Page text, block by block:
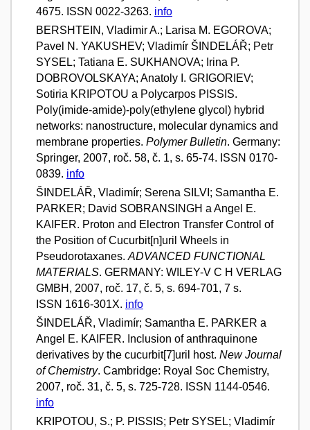
4675. ISSN 0022-3263. info
BERSHTEIN, Vladimir A.; Larisa M. EGOROVA;
Pavel N. YAKUSHEV; Vladimír ŠINDELÁŘ; Petr
SYSEL; Tatiana E. SUKHANOVA; Irina P.
DOBROVOLSKAYA; Anatoly I. GRIGORIEV;
Sotiria KRIPOTOU a Polycarpos PISSIS.
Poly(imide-amide)-poly(ethylene glycol) hybrid
networks: nanostructure, molecular dynamics and
membrane properties. Polymer Bulletin. Germany:
Springer, 2007, roč. 58, č. 1, s. 65-74. ISSN 0170-
0839. info
ŠINDELÁŘ, Vladimír; Serena SILVI; Samantha E.
PARKER; David SOBRANSINGH a Angel E.
KAIFER. Proton and Electron Transfer Control of
the Position of Cucurbit[n]uril Wheels in
Pseudorotaxanes. ADVANCED FUNCTIONAL
MATERIALS. GERMANY: WILEY-V C H VERLAG
GMBH, 2007, roč. 17, č. 5, s. 694-701, 7 s.
ISSN 1616-301X. info
ŠINDELÁŘ, Vladimír; Samantha E. PARKER a
Angel E. KAIFER. Inclusion of anthraquinone
derivatives by the cucurbit[7]uril host. New Journal
of Chemistry. Cambridge: Royal Soc Chemistry,
2007, roč. 31, č. 5, s. 725-728. ISSN 1144-0546.
info
KRIPOTOU, S.; P. PISSIS; Petr SYSEL; Vladimír